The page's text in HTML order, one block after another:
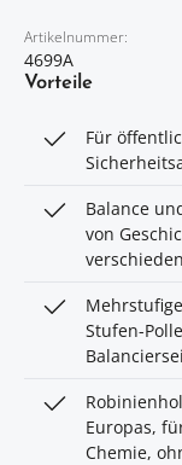
Artikelnummer:
4699A
Vorteile
Für
Balance
von
Stufen-
Europas,
Chemie,